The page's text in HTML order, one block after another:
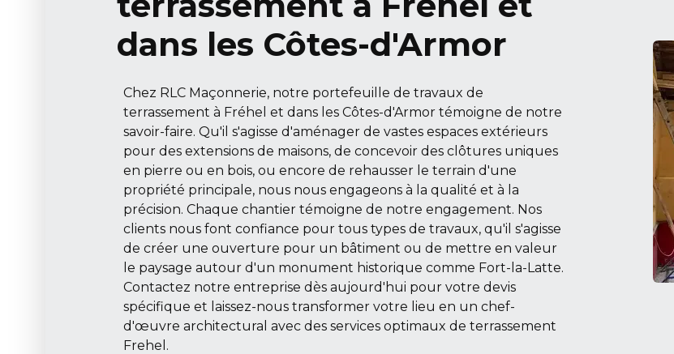
dans les Côtes-d'Armor
Chez RLC Maçonnerie, notre portefeuille de travaux de
terrassement à Fréhel et dans les Côtes-d'Armor témoigne de notre
savoir-faire. Qu'il s'agisse d'aménager de vastes espaces extérieurs
pour des extensions de maisons, de concevoir des clôtures uniques
en pierre ou en bois, ou encore de rehausser le terrain d'une
propriété principale, nous nous engageons à la qualité et à la
précision. Chaque chantier témoigne de notre engagement. Nos
clients nous font confiance pour tous types de travaux, qu'il s'agisse
de créer une ouverture pour un bâtiment ou de mettre en valeur
le paysage autour d'un monument historique comme Fort-la-Latte.
Contactez notre entreprise dès aujourd'hui pour votre devis
spécifique et laissez-nous transformer votre lieu en un chef-
d'œuvre architectural avec des services optimaux de terrassement
Frehel.